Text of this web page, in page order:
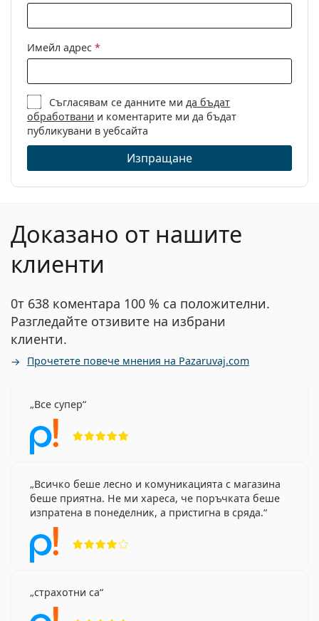
Имейл адрес *
Съгласявам се данните ми да бъдат
обработвани и коментарите ми да бъдат
публикувани в уебсайта
Изпращане
Доказано от нашите
клиенти
0т 638 коментара 100 % са положителни.
Разгледайте отзивите на избрани
клиенти.
Прочетете повече мнения на Pazaruvaj.com
Все супер
Всичко беше лесно и комуникацията с магазина
беше приятна. Не ми хареса, че поръчката беше
изпратена в понеделник, а пристигна в сряда.
страхотни са